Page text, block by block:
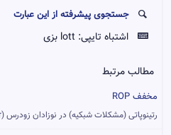
جستجوی پیشرفته از این عبارت
اشتباه تایپی: lott بزی
مطالب مرتبط
مخفف ROP
رتینوپاتی (مشکلات شبکیه) در نوزادان زودرس (Retinopathy of Pr...